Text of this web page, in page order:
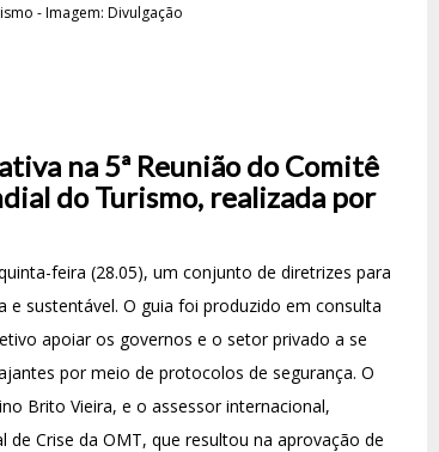
- Imagem: Divulgação
na 5ª Reunião do Comitê
do Turismo, realizada por
feira (28.05), um conjunto de diretrizes para
sustentável. O guia foi produzido em consulta
apoiar os governos e o setor privado a se
por meio de protocolos de segurança. O
Brito Vieira, e o assessor internacional,
Crise da OMT, que resultou na aprovação de